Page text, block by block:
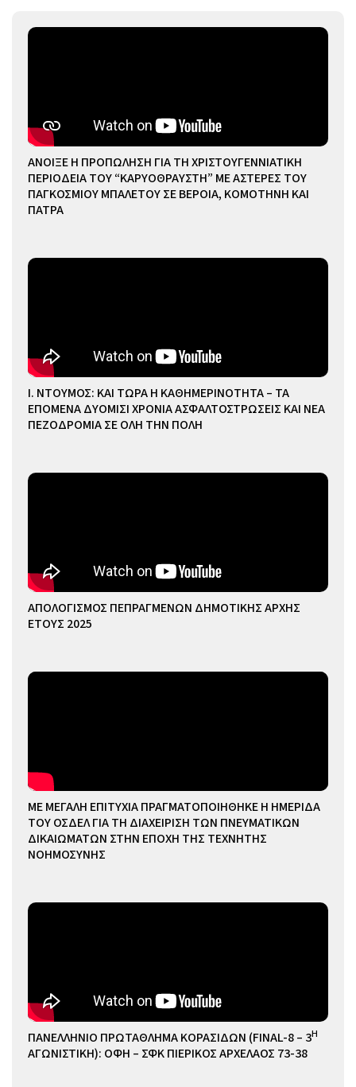
ΑΝΟΙΞΕ Η ΠΡΟΠΩΛΗΣΗ ΓΙΑ ΤΗ ΧΡΙΣΤΟΥΓΕΝΝΙΑΤΙΚΗ
ΠΕΡΙΟΔΕΙΑ ΤΟΥ “ΚΑΡΥΟΘΡΑΥΣΤΗ” ΜΕ ΑΣΤΕΡΕΣ ΤΟΥ
ΠΑΓΚΟΣΜΙΟΥ ΜΠΑΛΕΤΟΥ ΣΕ ΒΕΡΟΙΑ, ΚΟΜΟΤΗΝΗ ΚΑΙ
ΠΑΤΡΑ
Ι. ΝΤΟΥΜΟΣ: ΚΑΙ ΤΩΡΑ Η ΚΑΘΗΜΕΡΙΝΟΤΗΤΑ – ΤΑ
ΕΠΟΜΕΝΑ ΔΥΟΜΙΣΙ ΧΡΟΝΙΑ ΑΣΦΑΛΤΟΣΤΡΩΣΕΙΣ ΚΑΙ ΝΕΑ
ΠΕΖΟΔΡΟΜΙΑ ΣΕ ΟΛΗ ΤΗΝ ΠΟΛΗ
ΑΠΟΛΟΓΙΣΜΟΣ ΠΕΠΡΑΓΜΕΝΩΝ ΔΗΜΟΤΙΚΗΣ ΑΡΧΗΣ
ΕΤΟΥΣ 2025
ΜΕ ΜΕΓΑΛΗ ΕΠΙΤΥΧΙΑ ΠΡΑΓΜΑΤΟΠΟΙΗΘΗΚΕ Η ΗΜΕΡΙΔΑ
ΤΟΥ ΟΣΔΕΛ ΓΙΑ ΤΗ ΔΙΑΧΕΙΡΙΣΗ ΤΩΝ ΠΝΕΥΜΑΤΙΚΩΝ
ΔΙΚΑΙΩΜΑΤΩΝ ΣΤΗΝ ΕΠΟΧΗ ΤΗΣ ΤΕΧΝΗΤΗΣ
ΝΟΗΜΟΣΥΝΗΣ
ΠΑΝΕΛΛΗΝΙΟ ΠΡΩΤΑΘΛΗΜΑ ΚΟΡΑΣΙΔΩΝ (FINAL-8 – 3Η
ΑΓΩΝΙΣΤΙΚΗ): ΟΦΗ – ΣΦΚ ΠΙΕΡΙΚΟΣ ΑΡΧΕΛΑΟΣ 73-38